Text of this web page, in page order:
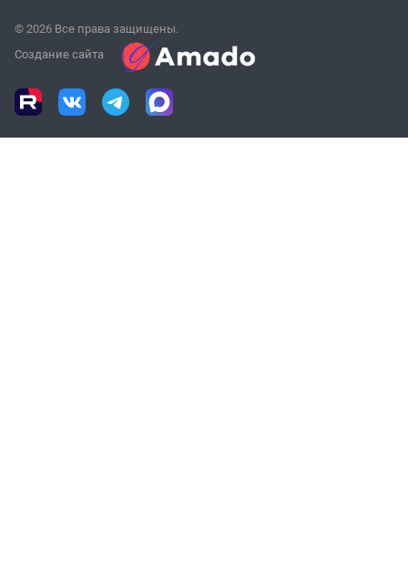
© 2026 Все права защищены.
Создание сайта